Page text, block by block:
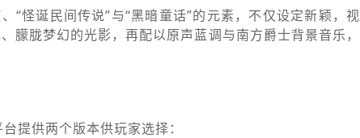
“怪诞民间传说”与“黑暗童话”的元素，不仅设定新颖，视
胧梦幻的光影，再配以原声蓝调与南方爵士背景音乐，
供两个版本供玩家选择：